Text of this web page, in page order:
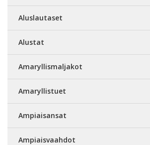
Aluslautaset
Alustat
Amaryllismaljakot
Amaryllistuet
Ampiaisansat
Ampiaisvaahdot